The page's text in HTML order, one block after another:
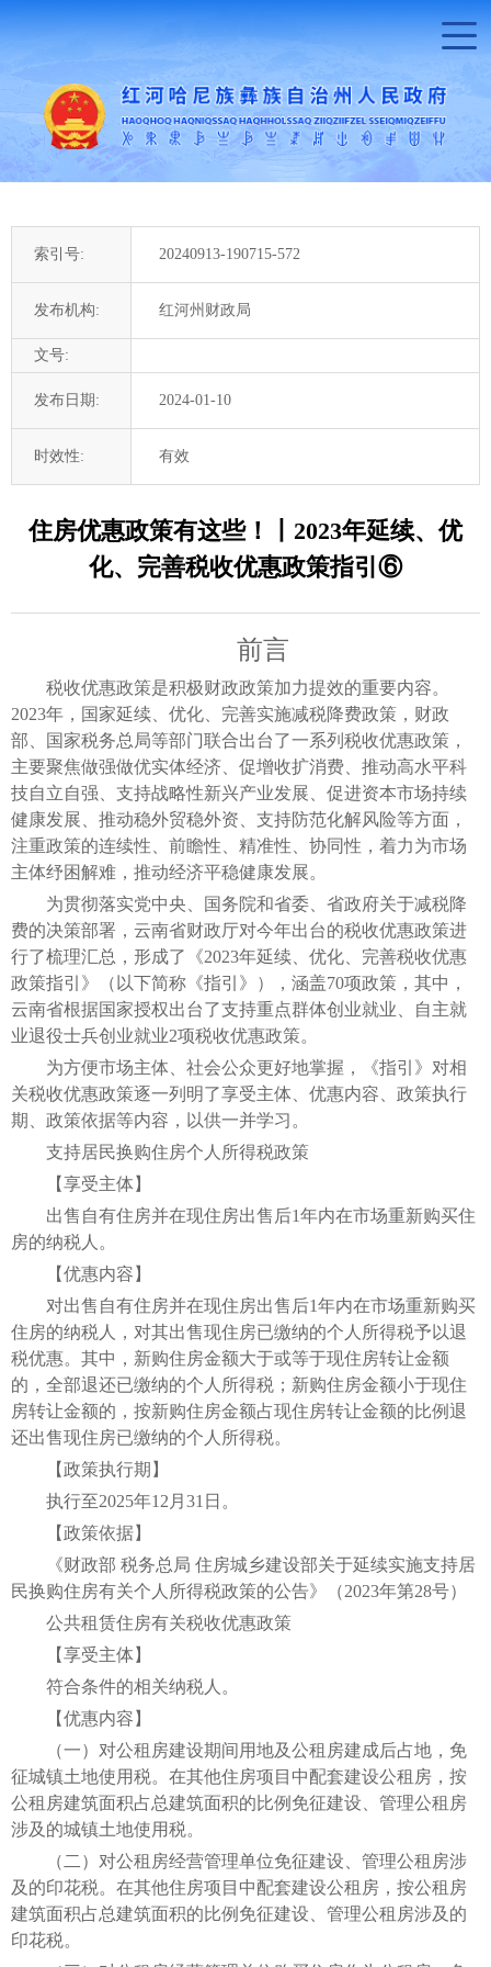
索引号: 20240913-190715-572
发布机构: 红河州财政局
文号:
发布日期: 2024-01-10
时效性: 有效
住房优惠政策有这些！丨2023年延续、优
化、完善税收优惠政策指引⑥
前言
税收优惠政策是积极财政政策加力提效的重要内容。
2023年，国家延续、优化、完善实施减税降费政策，财政
部、国家税务总局等部门联合出台了一系列税收优惠政策，
主要聚焦做强做优实体经济、促增收扩消费、推动高水平科
技自立自强、支持战略性新兴产业发展、促进资本市场持续
健康发展、推动稳外贸稳外资、支持防范化解风险等方面，
注重政策的连续性、前瞻性、精准性、协同性，着力为市场
主体纾困解难，推动经济平稳健康发展。
为贯彻落实党中央、国务院和省委、省政府关于减税降
费的决策部署，云南省财政厅对今年出台的税收优惠政策进
行了梳理汇总，形成了《2023年延续、优化、完善税收优惠
政策指引》（以下简称《指引》），涵盖70项政策，其中，
云南省根据国家授权出台了支持重点群体创业就业、自主就
业退役士兵创业就业2项税收优惠政策。
为方便市场主体、社会公众更好地掌握，《指引》对相
关税收优惠政策逐一列明了享受主体、优惠内容、政策执行
期、政策依据等内容，以供一并学习。
支持居民换购住房个人所得税政策
【享受主体】
出售自有住房并在现住房出售后1年内在市场重新购买住
房的纳税人。
【优惠内容】
对出售自有住房并在现住房出售后1年内在市场重新购买
住房的纳税人，对其出售现住房已缴纳的个人所得税予以退
税优惠。其中，新购住房金额大于或等于现住房转让金额
的，全部退还已缴纳的个人所得税；新购住房金额小于现住
房转让金额的，按新购住房金额占现住房转让金额的比例退
还出售现住房已缴纳的个人所得税。
【政策执行期】
执行至2025年12月31日。
【政策依据】
《财政部 税务总局 住房城乡建设部关于延续实施支持居
民换购住房有关个人所得税政策的公告》（2023年第28号）
公共租赁住房有关税收优惠政策
【享受主体】
符合条件的相关纳税人。
【优惠内容】
（一）对公租房建设期间用地及公租房建成后占地，免
征城镇土地使用税。在其他住房项目中配套建设公租房，按
公租房建筑面积占总建筑面积的比例免征建设、管理公租房
涉及的城镇土地使用税。
（二）对公租房经营管理单位免征建设、管理公租房涉
及的印花税。在其他住房项目中配套建设公租房，按公租房
建筑面积占总建筑面积的比例免征建设、管理公租房涉及的
印花税。